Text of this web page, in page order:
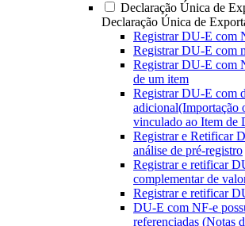
Declaração Única de
Declaração Única de
Registrar DU-E com
Registrar DU-E com
Registrar DU-E com
de um item
Registrar DU-E com
adicional(Importação
vinculado ao Item de
Registrar e Retificar
análise de pré-registro
Registrar e retificar
complementar de
Registrar e retificar
DU-E com NF-e
referenciadas (Notas